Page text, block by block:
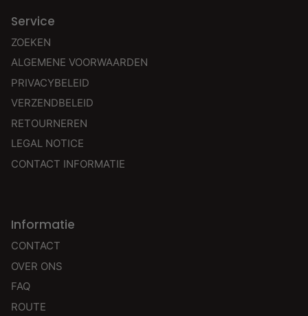
Service
ZOEKEN
ALGEMENE VOORWAARDEN
PRIVACYBELEID
VERZENDBELEID
RETOURNEREN
LEGAL NOTICE
CONTACT INFORMATIE
Informatie
CONTACT
OVER ONS
FAQ
ROUTE